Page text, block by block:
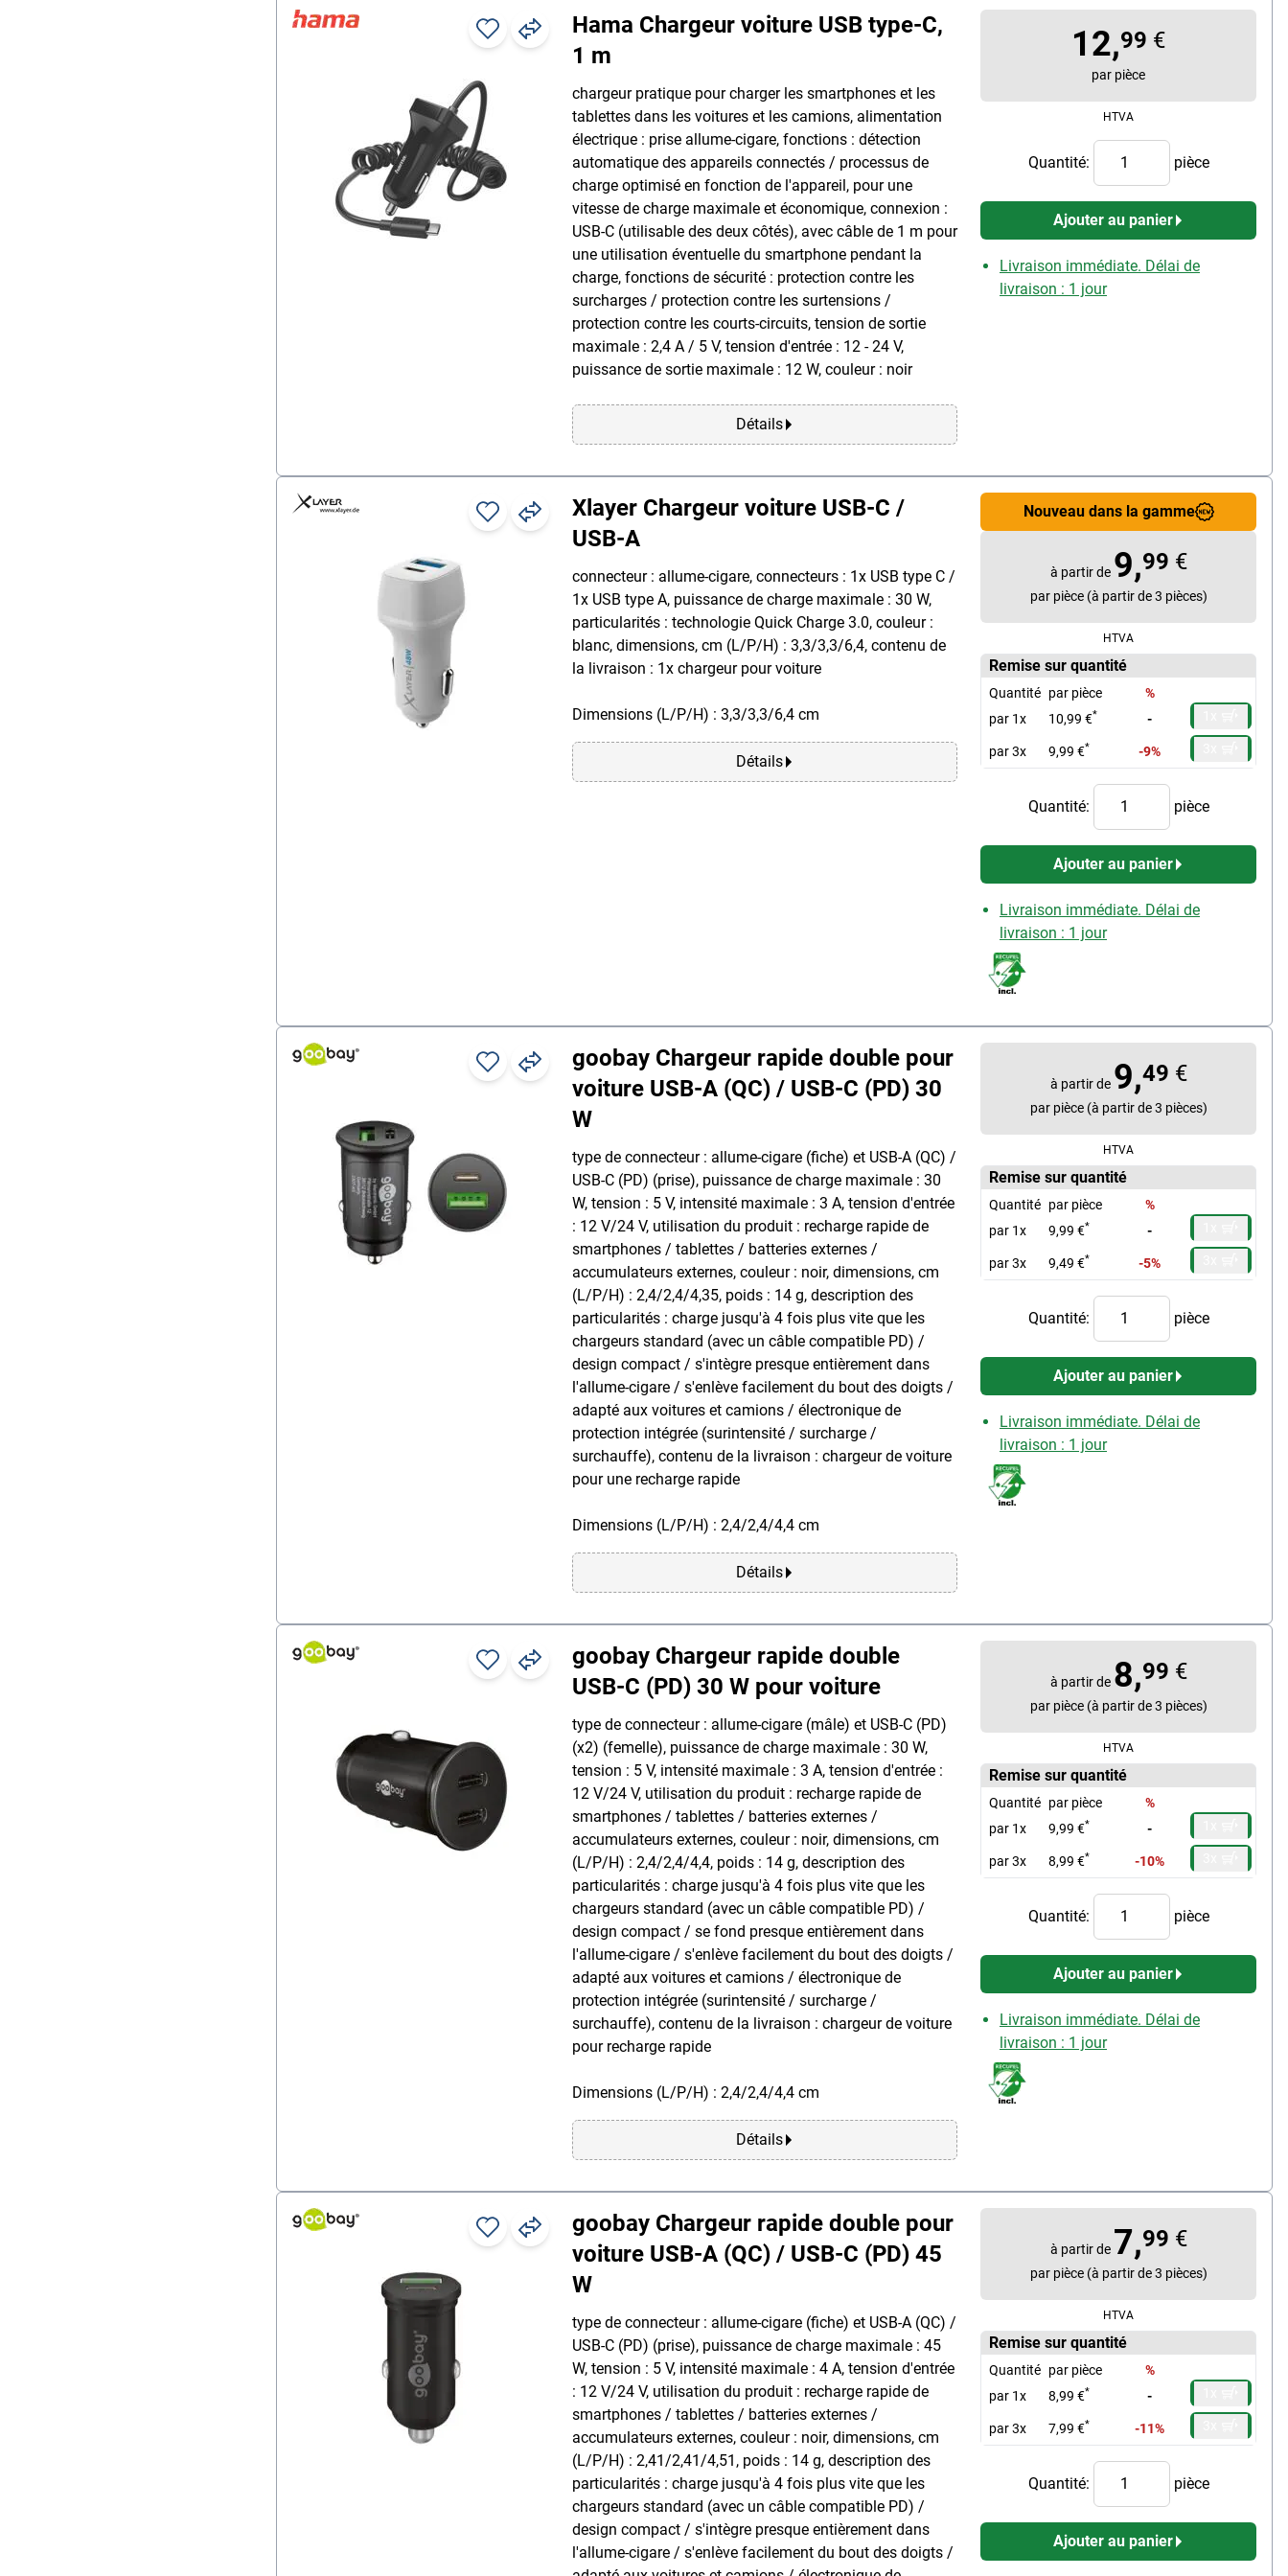
Hama Chargeur voiture USB type-C,
1 m
chargeur pratique pour charger les smartphones et les
tablettes dans les voitures et les camions, alimentation
électrique : prise allume-cigare, fonctions : détection
automatique des appareils connectés / processus de
charge optimisé en fonction de l'appareil, pour une
vitesse de charge maximale et économique, connexion :
USB-C (utilisable des deux côtés), avec câble de 1 m pour
une utilisation éventuelle du smartphone pendant la
charge, fonctions de sécurité : protection contre les
surcharges / protection contre les surtensions /
protection contre les courts-circuits, tension de sortie
maximale : 2,4 A / 5 V, tension d'entrée : 12 - 24 V,
puissance de sortie maximale : 12 W, couleur : noir
Détails
12,99 €
par pièce
HTVA
Quantité: pièce
Ajouter au panier
Livraison immédiate. Délai de
livraison : 1 jour
Xlayer Chargeur voiture USB-C /
USB-A
connecteur : allume-cigare, connecteurs : 1x USB type C /
1x USB type A, puissance de charge maximale : 30 W,
particularités : technologie Quick Charge 3.0, couleur :
blanc, dimensions, cm (L/P/H) : 3,3/3,3/6,4, contenu de
la livraison : 1x chargeur pour voiture
Dimensions (L/P/H) : 3,3/3,3/6,4 cm
Détails
Nouveau dans la gamme
à partir de 9,99 €
par pièce (à partir de 3 pièces)
HTVA
Remise sur quantité
Quantité par pièce
%
par 1x
10,99 €* -
par 3x 9,99 €* -9%
Quantité: pièce
Ajouter au panier
Livraison immédiate. Délai de
livraison : 1 jour
goobay Chargeur rapide double pour
voiture USB-A (QC) / USB-C (PD) 30
W
type de connecteur : allume-cigare (fiche) et USB-A (QC) /
USB-C (PD) (prise), puissance de charge maximale : 30
W, tension : 5 V, intensité maximale : 3 A, tension d'entrée
: 12 V/24 V, utilisation du produit : recharge rapide de
smartphones / tablettes / batteries externes /
accumulateurs externes, couleur : noir, dimensions, cm
(L/P/H) : 2,4/2,4/4,35, poids : 14 g, description des
particularités : charge jusqu'à 4 fois plus vite que les
chargeurs standard (avec un câble compatible PD) /
design compact / s'intègre presque entièrement dans
l'allume-cigare / s'enlève facilement du bout des doigts /
adapté aux voitures et camions / électronique de
protection intégrée (surintensité / surcharge /
surchauffe), contenu de la livraison : chargeur de voiture
pour une recharge rapide
Dimensions (L/P/H) : 2,4/2,4/4,4 cm
Détails
à partir de 9,49 €
par pièce (à partir de 3 pièces)
HTVA
Remise sur quantité
Quantité par pièce
%
par 1x
9,99 €* -
par 3x 9,49 €* -5%
Quantité: pièce
Ajouter au panier
Livraison immédiate. Délai de
livraison : 1 jour
goobay Chargeur rapide double
USB-C (PD) 30 W pour voiture
type de connecteur : allume-cigare (mâle) et USB-C (PD)
(x2) (femelle), puissance de charge maximale : 30 W,
tension : 5 V, intensité maximale : 3 A, tension d'entrée :
12 V/24 V, utilisation du produit : recharge rapide de
smartphones / tablettes / batteries externes /
accumulateurs externes, couleur : noir, dimensions, cm
(L/P/H) : 2,4/2,4/4,4, poids : 14 g, description des
particularités : charge jusqu'à 4 fois plus vite que les
chargeurs standard (avec un câble compatible PD) /
design compact / se fond presque entièrement dans
l'allume-cigare / s'enlève facilement du bout des doigts /
adapté aux voitures et camions / électronique de
protection intégrée (surintensité / surcharge /
surchauffe), contenu de la livraison : chargeur de voiture
pour recharge rapide
Dimensions (L/P/H) : 2,4/2,4/4,4 cm
Détails
à partir de 8,99 €
par pièce (à partir de 3 pièces)
HTVA
Remise sur quantité
Quantité par pièce
%
par 1x
9,99 €* -
par 3x 8,99 €* -10%
Quantité: pièce
Ajouter au panier
Livraison immédiate. Délai de
livraison : 1 jour
goobay Chargeur rapide double pour
voiture USB-A (QC) / USB-C (PD) 45
W
type de connecteur : allume-cigare (fiche) et USB-A (QC) /
USB-C (PD) (prise), puissance de charge maximale : 45
W, tension : 5 V, intensité maximale : 4 A, tension d'entrée
: 12 V/24 V, utilisation du produit : recharge rapide de
smartphones / tablettes / batteries externes /
accumulateurs externes, couleur : noir, dimensions, cm
(L/P/H) : 2,41/2,41/4,51, poids : 14 g, description des
particularités : charge jusqu'à 4 fois plus vite que les
chargeurs standard (avec un câble compatible PD) /
design compact / s'intègre presque entièrement dans
l'allume-cigare / s'enlève facilement du bout des doigts /
à partir de 7,99 €
par pièce (à partir de 3 pièces)
HTVA
Remise sur quantité
Quantité par pièce
%
par 1x
8,99 €* -
par 3x 7,99 €* -11%
Quantité: pièce
Ajouter au panier